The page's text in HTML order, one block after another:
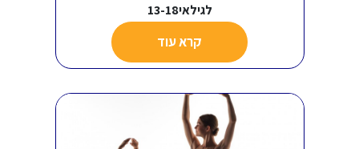
לגילאי13-18
קרא עוד